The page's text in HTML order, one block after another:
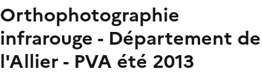
Orthophotographie
infrarouge - Département de
l'Allier - PVA été 2013